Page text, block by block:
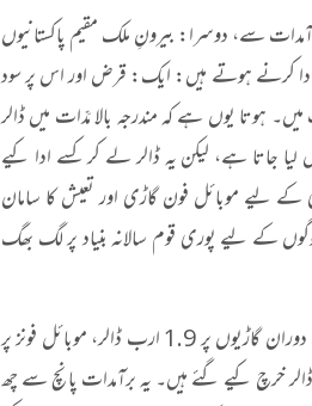
سے، دوسرا: بیرونِ ملک مقیم پاکستانیوں
ادا کرنے ہوتے ہیں: ایک: قرض اور اس پر سود
ہوتا یوں ہے کہ مندرجہ بالا مَدّات میں ڈالر
جاتا ہے، لیکن یہ ڈالر لے کر کسے ادا کیے
کے لیے موبائل فون گاڑی اور تعیش کا سامان
کے لیے پوری قوم سالانہ بنیاد پر لگ بھگ
درآمدات کے اعداد و شمار کا جائزہ لیں تو معلوم ہوتا ہے کہ مالی سال 2021-22ء کے نصفِ اوّل کے دوران گاڑیوں پر 1.9 ارب ڈالر، موبائل فونز پر
چینی، دالوں اور چائے پر مجموعی طور پر ایک ارب ڈالر، اور خوردنی تیل پر 1.6 ارب ڈالر خرچ کیے گئے ہیں۔ یہ برآمدات پانچ سے چھ